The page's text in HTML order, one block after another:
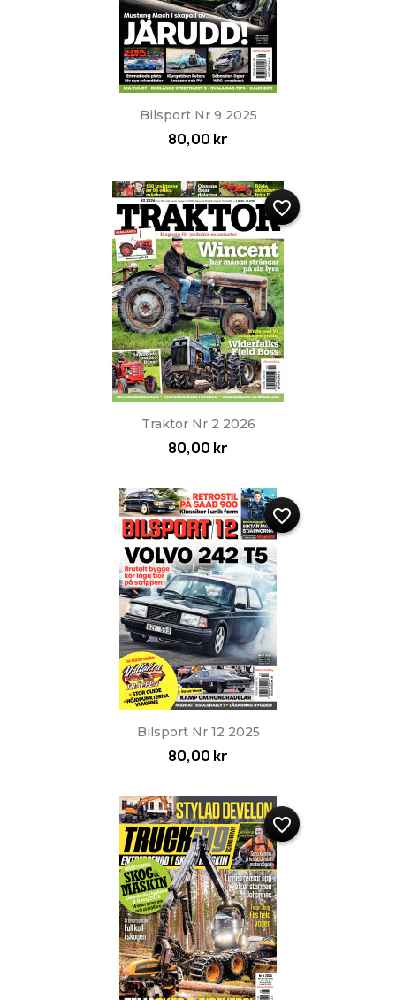
Bilsport Nr 9 2025
80,00 kr
Traktor Nr 2 2026
80,00 kr
favorite_border
Bilsport Nr 12 2025
80,00 kr
favorite_border
favorite_border